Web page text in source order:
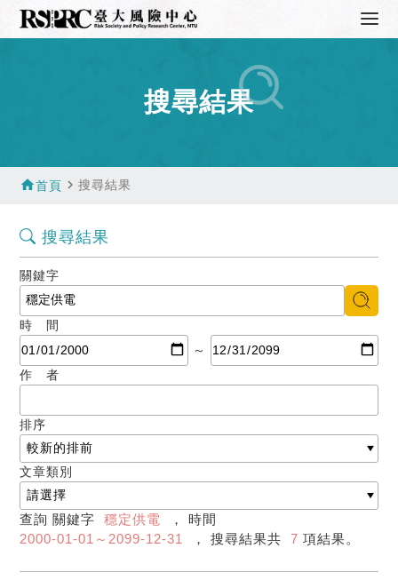
搜尋結果
home首頁 navigate_next搜尋結果
搜尋結果
關鍵字
時 間
～
作 者
排序
文章類別
查詢 關鍵字穩定供電
， 時間
2000-01-01～2099-12-31
， 搜尋結果共7 項結果。